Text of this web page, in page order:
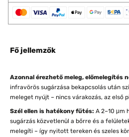
Fő jellemzők
Azonnal érezhető meleg, előmelegítés
infravörös sugárzása bekapcsolás után
meleget nyújt – nincs várakozás, az első
Szél ellen is hatékony fűtés: A 2–10 μm
sugárzás közvetlenül a bőrre és a
melegíti – így nyitott tereken és szeles